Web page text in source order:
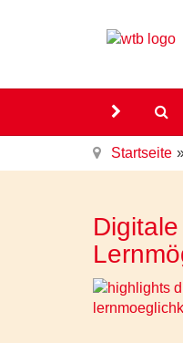
Startseite
Digitale